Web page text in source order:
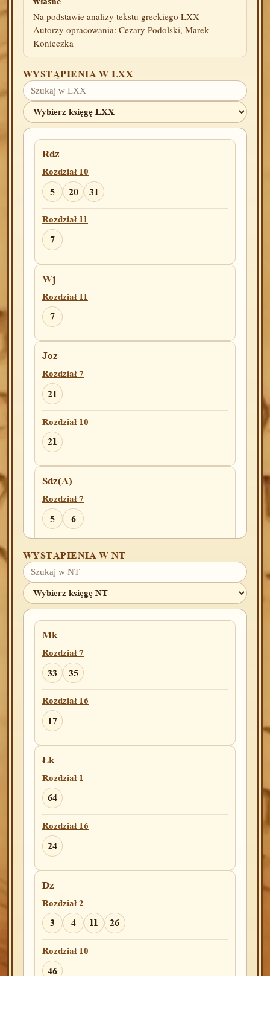
Na podstawie analizy tekstu greckiego LXX
Autorzy opracowania: Cezary Podolski, Marek
Konieczka
WYSTĄPIENIA W LXX
Rdz
Rozdział 10
5 20 31
Rozdział 11
7
Wj
Rozdział 11
7
Joz
Rozdział 7
21
Rozdział 10
21
Sdz(A)
Rozdział 7
5 6
Sdz(B)
Rozdział 7
5
2Krl
Rozdział 23
2
Jdt
Rozdział 3
8
Rozdział 11
19
2Mch
Rozdział 7
10
Rozdział 15
33
3Mch
Rozdział 2
WYSTĄPIENIA W NT
Mk
Rozdział 7
33 35
Rozdział 16
17
Łk
Rozdział 1
64
Rozdział 16
24
Dz
Rozdział 2
3 4 11 26
Rozdział 10
46